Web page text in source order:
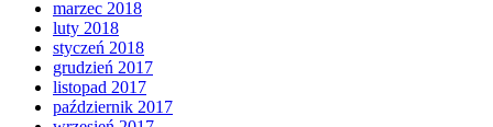
marzec 2018
luty 2018
styczeń 2018
grudzień 2017
listopad 2017
październik 2017